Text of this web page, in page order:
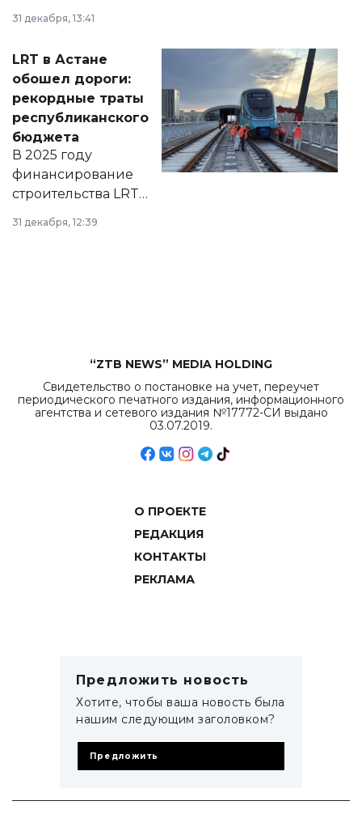
города на 2026–
2028 годы.
документ
появился в базе
нормативных
правовых актов и
на сайте маслихат
города.
31 декабря, 13:41
LRT в Астане
обошел дороги:
рекордные траты
республиканского
бюджета
В 2025 году
финансирование
строительства LRT
в Астане из
республиканского
31 декабря, 12:39
“ZTB NEWS” MEDIA HOLDING
Свидетельство о постановке на учет, переучет
периодического печатного издания, информационного
агентства и сетевого издания №17772-СИ выдано
03.07.2019.
О ПРОЕКТЕ
РЕДАКЦИЯ
КОНТАКТЫ
РЕКЛАМА
Предложить новость
Хотите, чтобы ваша новость была
нашим следующим заголовком?
Предложить